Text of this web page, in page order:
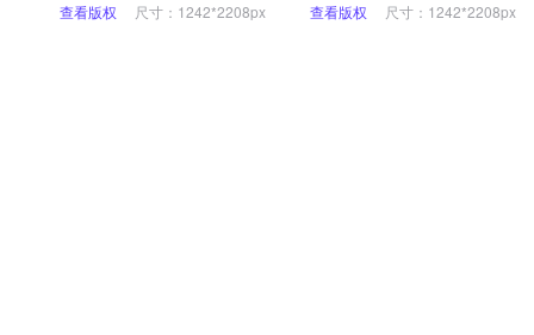
查看版权 尺寸：1242*2208px 查看版权 尺寸：1242*2208px